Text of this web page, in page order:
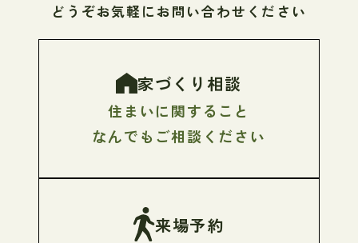
どうぞお気軽にお問い合わせください
家づくり相談
住まいに関すること
なんでもご相談ください
来場予約